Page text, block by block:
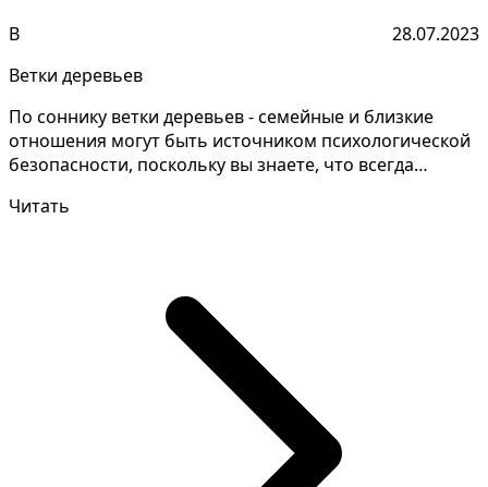
В
28.07.2023
Ветки деревьев
По соннику ветки деревьев - семейные и близкие
отношения могут быть источником психологической
безопасности, поскольку вы знаете, что всегда
Читать